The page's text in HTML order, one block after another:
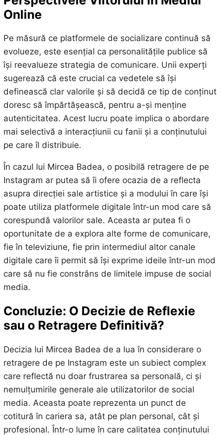
Online
Pe măsură ce platformele de socializare continuă să
evolueze, este esențial ca personalitățile publice să
își reevalueze strategia de comunicare. Unii experți
sugerează că este crucial ca vedetele să își
definească clar valorile și să decidă ce tip de conținut
doresc să împărtășească, pentru a-și menține
autenticitatea. Acest lucru poate implica o abordare
mai selectivă a interacțiunii cu fanii și a conținutului
pe care îl distribuie.
În cazul lui Mircea Badea, o posibilă retragere de pe
Instagram ar putea să îi ofere ocazia de a reflecta
asupra direcției sale artistice și a modului în care își
poate utiliza platformele digitale într-un mod care să
corespundă valorilor sale. Aceasta ar putea fi o
oportunitate de a explora alte forme de comunicare,
fie în televiziune, fie prin intermediul altor canale
digitale care îi permit să își exprime ideile într-un mod
care să nu fie constrâns de limitele impuse de social
media.
Concluzie: O Decizie de Reflexie
sau o Retragere Definitivă?
Decizia lui Mircea Badea de a lua în considerare o
retragere de pe Instagram este un subiect complex
care reflectă nu doar frustrarea sa personală, ci și
nemulțumirile generale ale utilizatorilor de social
media. Aceasta poate reprezenta un punct de
cotitură în cariera sa, atât pe plan personal, cât și
profesional. Într-o lume în care calitatea conținutului